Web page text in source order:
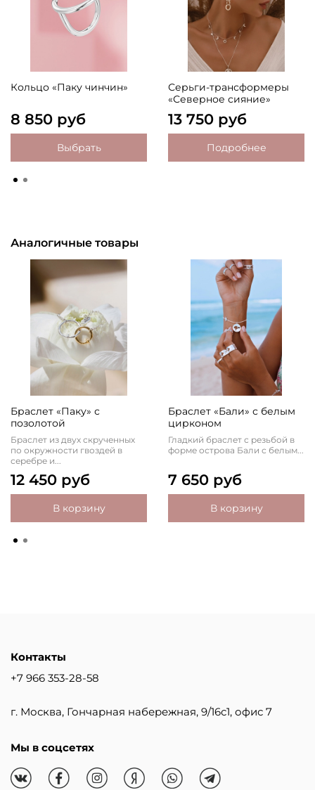
Кольцо «Паку чинчин»
8 850 руб
Выбрать
Серьги-трансформеры
«Северное сияние»
13 750 руб
Подробнее
Аналогичные товары
Браслет «Паку» с
позолотой
Браслет из двух скрученных
по окружности гвоздей в
серебре и...
12 450 руб
В корзину
Браслет «Бали» с белым
цирконом
Гладкий браслет с резьбой в
форме острова Бали с белым...
7 650 руб
В корзину
Контакты
+7 966 353-28-58
г. Москва, Гончарная набережная, 9/16с1, офис 7
Мы в соцсетях